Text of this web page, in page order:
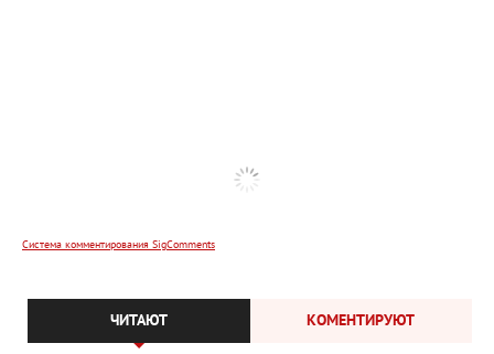
Система комментирования SigComments
ЧИТАЮТ КОМЕНТИРУЮТ